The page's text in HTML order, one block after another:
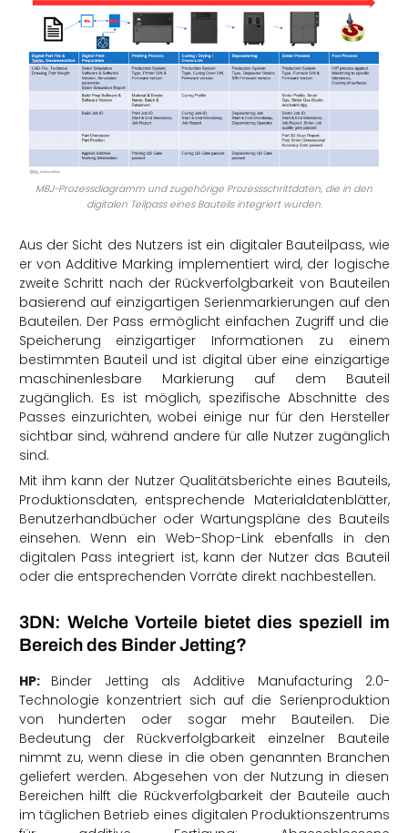
MBJ-Prozessdiagramm und zugehörige Prozessschrittdaten, die in den
digitalen Teilpass eines Bauteils integriert wurden.
Aus der Sicht des Nutzers ist ein digitaler Bauteilpass, wie
er von Additive Marking implementiert wird, der logische
zweite Schritt nach der Rückverfolgbarkeit von Bauteilen
basierend auf einzigartigen Serienmarkierungen auf den
Bauteilen. Der Pass ermöglicht einfachen Zugriff und die
Speicherung einzigartiger Informationen zu einem
bestimmten Bauteil und ist digital über eine einzigartige
maschinenlesbare Markierung auf dem Bauteil
zugänglich. Es ist möglich, spezifische Abschnitte des
Passes einzurichten, wobei einige nur für den Hersteller
sichtbar sind, während andere für alle Nutzer zugänglich
sind.
Mit ihm kann der Nutzer Qualitätsberichte eines Bauteils,
Produktionsdaten, entsprechende Materialdatenblätter,
Benutzerhandbücher oder Wartungspläne des Bauteils
einsehen. Wenn ein Web-Shop-Link ebenfalls in den
digitalen Pass integriert ist, kann der Nutzer das Bauteil
oder die entsprechenden Vorräte direkt nachbestellen.
3DN: Welche Vorteile bietet dies speziell im
Bereich des Binder Jetting?
HP: Binder Jetting als Additive Manufacturing 2.0-
Technologie konzentriert sich auf die Serienproduktion
von hunderten oder sogar mehr Bauteilen. Die
Bedeutung der Rückverfolgbarkeit einzelner Bauteile
nimmt zu, wenn diese in die oben genannten Branchen
geliefert werden. Abgesehen von der Nutzung in diesen
Bereichen hilft die Rückverfolgbarkeit der Bauteile auch
im täglichen Betrieb eines digitalen Produktionszentrums